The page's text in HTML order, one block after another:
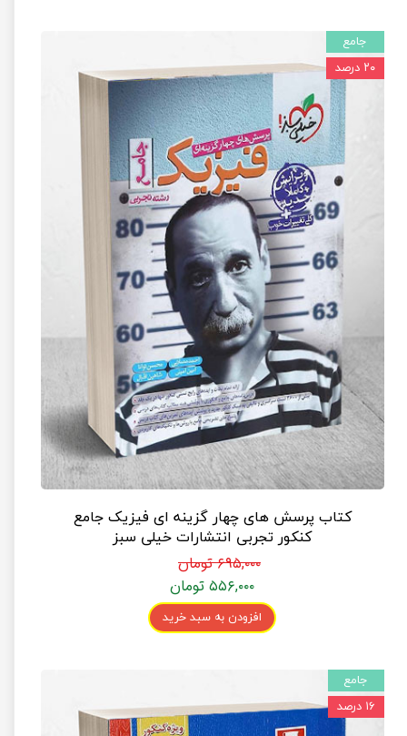
کتاب پرسش های چهار گزینه ای فیزیک جامع
کنکور تجربی انتشارات خیلی سبز
۶۹۵,۰۰۰ تومان
۵۵۶,۰۰۰ تومان
افزودن به سبد خرید
جامع
۲۰ درصد
جامع
۱۶ درصد